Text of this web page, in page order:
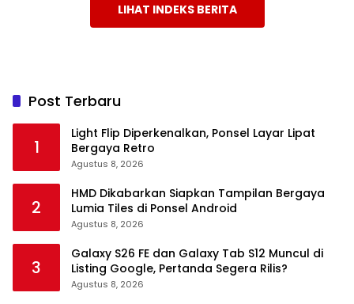
LIHAT INDEKS BERITA
Post Terbaru
1
Light Flip Diperkenalkan, Ponsel Layar Lipat
Bergaya Retro
Agustus 8, 2026
2
HMD Dikabarkan Siapkan Tampilan Bergaya
Lumia Tiles di Ponsel Android
Agustus 8, 2026
3
Galaxy S26 FE dan Galaxy Tab S12 Muncul di
Listing Google, Pertanda Segera Rilis?
Agustus 8, 2026